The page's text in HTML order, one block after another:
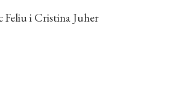
Feliu i Cristina Juher